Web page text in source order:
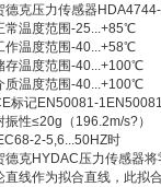
德克压力传感器
常温度范围-25...+85℃
作温度范围-40...+58℃
存温度范围-40...+100℃
质温度范围-40...+100℃
标记EN50081-
振性≤20g（196.2m/s?）
2-5,6...50HZ时
德克HYDAC压力传感器
直线作为拟合直线，此拟